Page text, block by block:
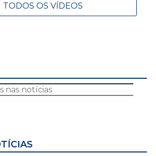
TODOS OS VÍDEOS